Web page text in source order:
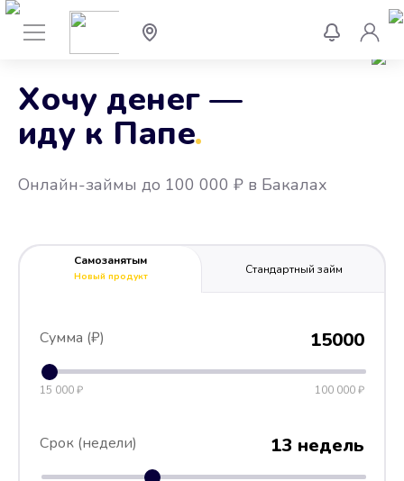
Хочу денег —
иду к Папе
.
Онлайн-займы до 100 000 ₽ в Бакалах
Самозанятым
Новый продукт
Стандартный займ
Сумма (₽) 15000
15 000 ₽ 100 000 ₽
Срок (недели) 13 недель